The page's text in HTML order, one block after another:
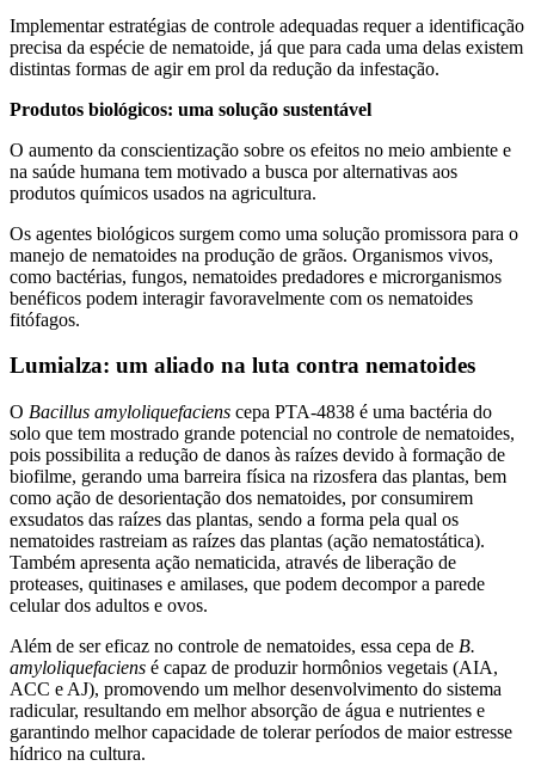
Implementar estratégias de controle adequadas requer a identificação
precisa da espécie de nematoide, já que para cada uma delas existem
distintas formas de agir em prol da redução da infestação.
Produtos biológicos: uma solução sustentável
O aumento da conscientização sobre os efeitos no meio ambiente e
na saúde humana tem motivado a busca por alternativas aos
produtos químicos usados na agricultura.
Os agentes biológicos surgem como uma solução promissora para o
manejo de nematoides na produção de grãos. Organismos vivos,
como bactérias, fungos, nematoides predadores e microrganismos
benéficos podem interagir favoravelmente com os nematoides
fitófagos.
Lumialza: um aliado na luta contra nematoides
O Bacillus amyloliquefaciens cepa PTA-4838 é uma bactéria do
solo que tem mostrado grande potencial no controle de nematoides,
pois possibilita a redução de danos às raízes devido à formação de
biofilme, gerando uma barreira física na rizosfera das plantas, bem
como ação de desorientação dos nematoides, por consumirem
exsudatos das raízes das plantas, sendo a forma pela qual os
nematoides rastreiam as raízes das plantas (ação nematostática).
Também apresenta ação nematicida, através de liberação de
proteases, quitinases e amilases, que podem decompor a parede
celular dos adultos e ovos.
Além de ser eficaz no controle de nematoides, essa cepa de B.
amyloliquefaciens é capaz de produzir hormônios vegetais (AIA,
ACC e AJ), promovendo um melhor desenvolvimento do sistema
radicular, resultando em melhor absorção de água e nutrientes e
garantindo melhor capacidade de tolerar períodos de maior estresse
hídrico na cultura.